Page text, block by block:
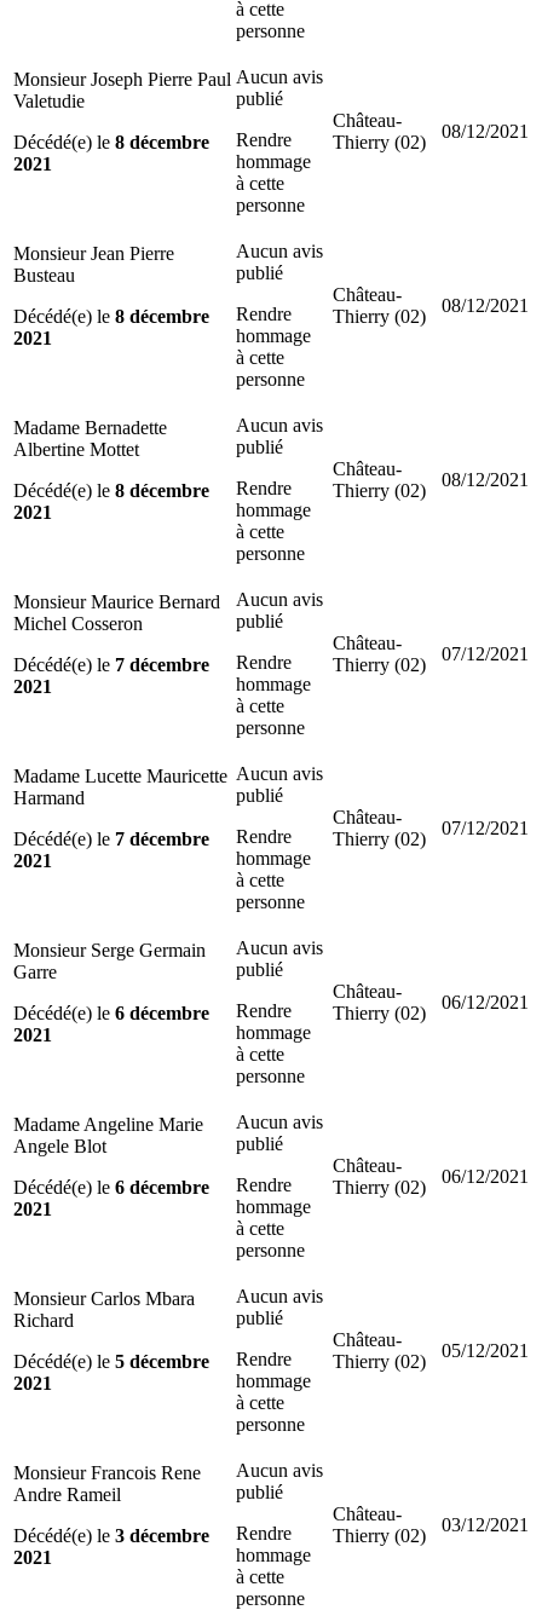
à cette
personne
Monsieur Joseph Pierre Paul
Valetudie
Décédé(e) le 8 décembre
2021
Aucun avis
publié
Rendre
hommage
à cette
personne
Château-
Thierry (02)
08/12/2021
Monsieur Jean Pierre
Busteau
Décédé(e) le 8 décembre
2021
Aucun avis
publié
Rendre
hommage
à cette
personne
Château-
Thierry (02)
08/12/2021
Madame Bernadette
Albertine Mottet
Décédé(e) le 8 décembre
2021
Aucun avis
publié
Rendre
hommage
à cette
personne
Château-
Thierry (02)
08/12/2021
Monsieur Maurice Bernard
Michel Cosseron
Décédé(e) le 7 décembre
2021
Aucun avis
publié
Rendre
hommage
à cette
personne
Château-
Thierry (02)
07/12/2021
Madame Lucette Mauricette
Harmand
Décédé(e) le 7 décembre
2021
Aucun avis
publié
Rendre
hommage
à cette
personne
Château-
Thierry (02)
07/12/2021
Monsieur Serge Germain
Garre
Décédé(e) le 6 décembre
2021
Aucun avis
publié
Rendre
hommage
à cette
personne
Château-
Thierry (02)
06/12/2021
Madame Angeline Marie
Angele Blot
Décédé(e) le 6 décembre
2021
Aucun avis
publié
Rendre
hommage
à cette
personne
Château-
Thierry (02)
06/12/2021
Monsieur Carlos Mbara
Richard
Décédé(e) le 5 décembre
2021
Aucun avis
publié
Rendre
hommage
à cette
personne
Château-
Thierry (02)
05/12/2021
Monsieur Francois Rene
Andre Rameil
Décédé(e) le 3 décembre
2021
Aucun avis
publié
Rendre
hommage
à cette
personne
Château-
Thierry (02)
03/12/2021